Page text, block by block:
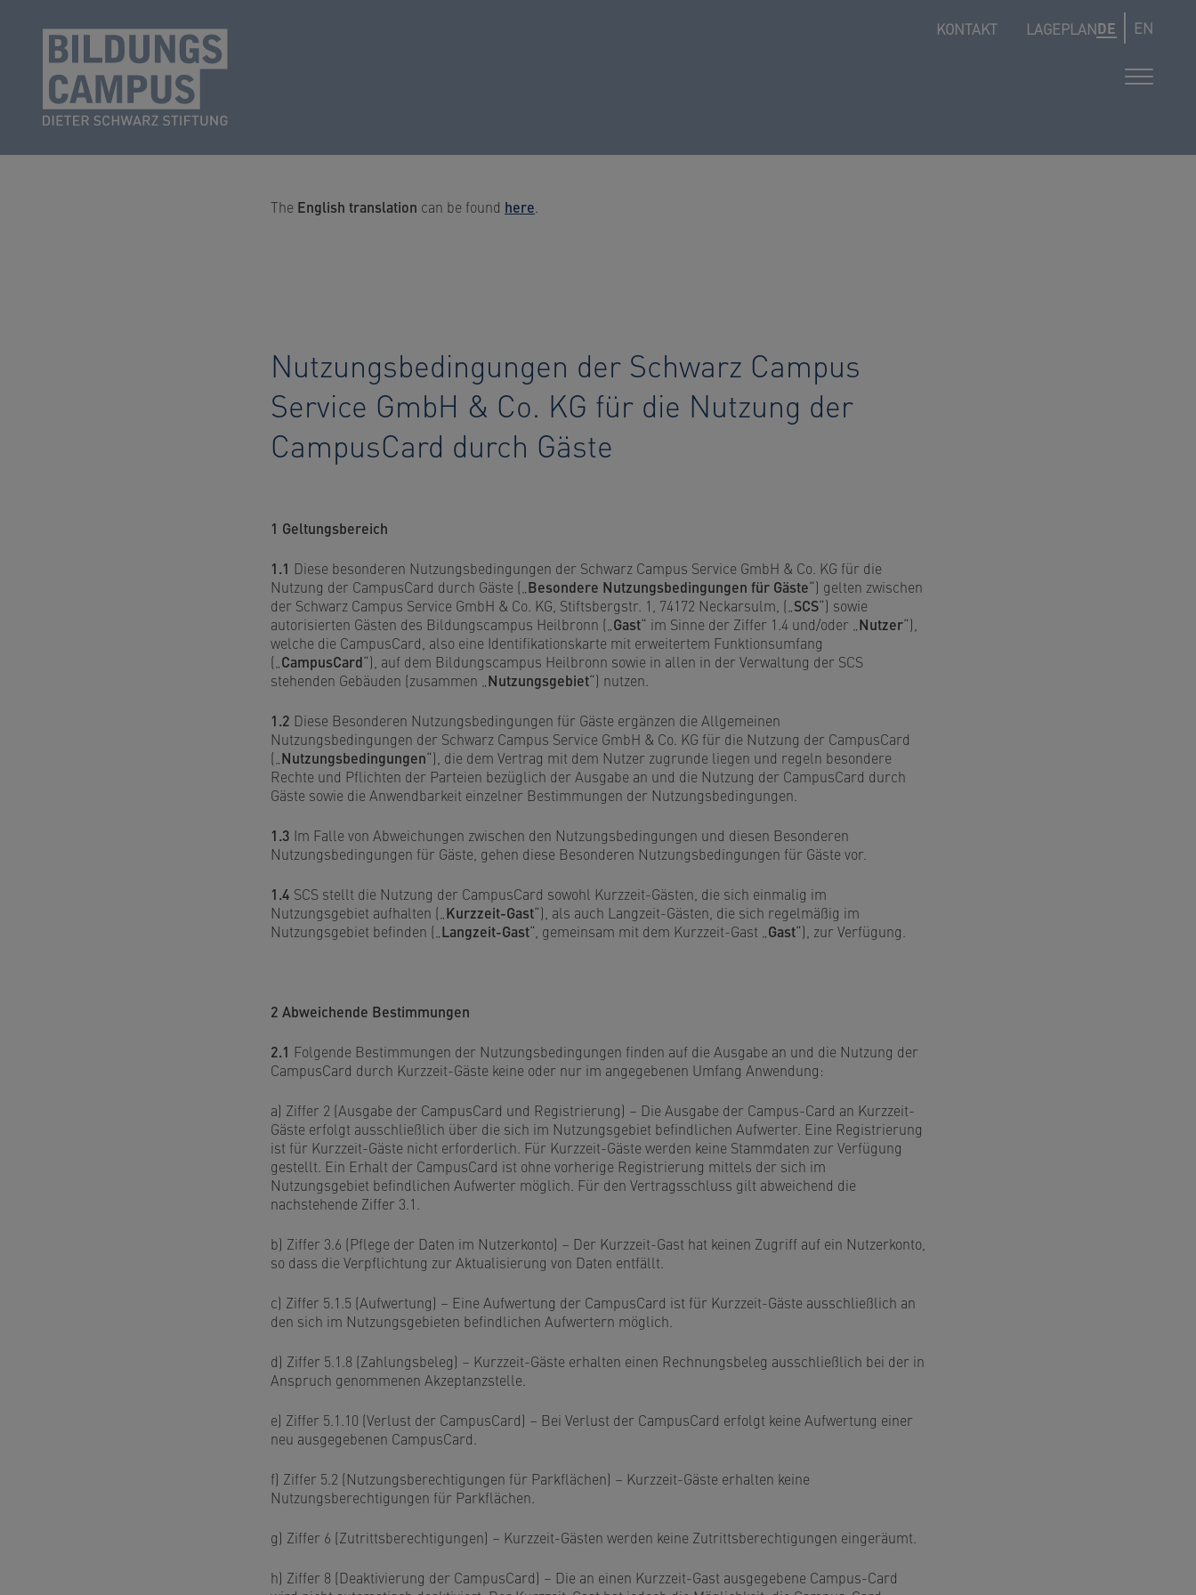
KONTAKT LAGEPLANDE EN
The English translation can be found here
Nutzungsbedingungen der Schwarz Campus
Service GmbH & Co. KG für die Nutzung der
CampusCard durch Gäste
1 Geltungsbereich
1.1 Diese besonderen Nutzungsbedingungen der Schwarz Campus Service GmbH & Co. KG für die
Nutzung der CampusCard durch Gäste („ Besondere Nutzungsbedingungen für Gäste“) gelten zwischen
der Schwarz Campus Service GmbH & Co. KG, Stiftsbergstr. 1, 74172 Neckarsulm, („ SCS“) sowie
autorisierten Gästen des Bildungscampus Heilbronn („ Gast“ im Sinne der Ziffer 1.4 und/oder „ Nutzer“),
welche die CampusCard, also eine Identifikationskarte mit erweitertem Funktionsumfang
(„ CampusCard“), auf dem Bildungscampus Heilbronn sowie in allen in der Verwaltung der SCS
stehenden Gebäuden (zusammen „ Nutzungsgebiet“) nutzen.
1.2 Diese Besonderen Nutzungsbedingungen für Gäste ergänzen die Allgemeinen
Nutzungsbedingungen der Schwarz Campus Service GmbH & Co. KG für die Nutzung der CampusCard
(„ Nutzungsbedingungen“), die dem Vertrag mit dem Nutzer zugrunde liegen und regeln besondere
Rechte und Pflichten der Parteien bezüglich der Ausgabe an und die Nutzung der CampusCard durch
Gäste sowie die Anwendbarkeit einzelner Bestimmungen der Nutzungsbedingungen.
1.3 Im Falle von Abweichungen zwischen den Nutzungsbedingungen und diesen Besonderen
Nutzungsbedingungen für Gäste, gehen diese Besonderen Nutzungsbedingungen für Gäste vor.
1.4 SCS stellt die Nutzung der CampusCard sowohl Kurzzeit-Gästen, die sich einmalig im
Nutzungsgebiet aufhalten („ Kurzzeit-Gast“), als auch Langzeit-Gästen, die sich regelmäßig im
Nutzungsgebiet befinden („ Langzeit-Gast“, gemeinsam mit dem Kurzzeit-Gast „ Gast“), zur Verfügung.
2 Abweichende Bestimmungen
2.1 Folgende Bestimmungen der Nutzungsbedingungen finden auf die Ausgabe an und die Nutzung der
CampusCard durch Kurzzeit-Gäste keine oder nur im angegebenen Umfang Anwendung:
a) Ziffer 2 (Ausgabe der CampusCard und Registrierung) – Die Ausgabe der Campus-Card an Kurzzeit-
Gäste erfolgt ausschließlich über die sich im Nutzungsgebiet befindlichen Aufwerter. Eine Registrierung
ist für Kurzzeit-Gäste nicht erforderlich. Für Kurzzeit-Gäste werden keine Stammdaten zur Verfügung
gestellt. Ein Erhalt der CampusCard ist ohne vorherige Registrierung mittels der sich im
Nutzungsgebiet befindlichen Aufwerter möglich. Für den Vertragsschluss gilt abweichend die
nachstehende Ziffer 3.1.
b) Ziffer 3.6 (Pflege der Daten im Nutzerkonto) – Der Kurzzeit-Gast hat keinen Zugriff auf ein Nutzerkonto,
so dass die Verpflichtung zur Aktualisierung von Daten entfällt.
c) Ziffer 5.1.5 (Aufwertung) – Eine Aufwertung der CampusCard ist für Kurzzeit-Gäste ausschließlich an
den sich im Nutzungsgebieten befindlichen Aufwertern möglich.
d) Ziffer 5.1.8 (Zahlungsbeleg) – Kurzzeit-Gäste erhalten einen Rechnungsbeleg ausschließlich bei der in
Anspruch genommenen Akzeptanzstelle.
e) Ziffer 5.1.10 (Verlust der CampusCard) – Bei Verlust der CampusCard erfolgt keine Aufwertung einer
neu ausgegebenen CampusCard.
f) Ziffer 5.2 (Nutzungsberechtigungen für Parkflächen) – Kurzzeit-Gäste erhalten keine
Nutzungsberechtigungen für Parkflächen.
g) Ziffer 6 (Zutrittsberechtigungen) – Kurzzeit-Gästen werden keine Zutrittsberechtigungen eingeräumt.
h) Ziffer 8 (Deaktivierung der CampusCard) – Die an einen Kurzzeit-Gast ausgegebene Campus-Card